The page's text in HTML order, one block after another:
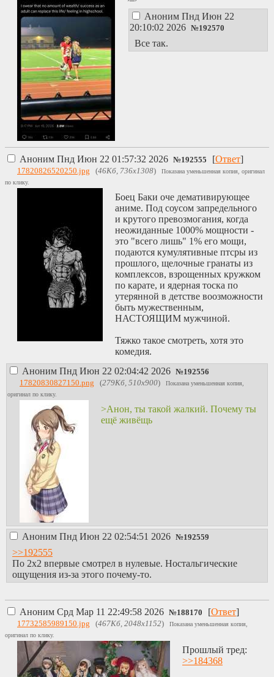
Аноним Пнд Июн 22
20:10:02 2026 №192570
Все так.
Аноним Пнд Июн 22 01:57:32 2026 №192555 [Ответ]
17820826520250.jpg (46Кб, 736x1308)
Показана уменьшенная копия, оригинал
по клику.
Боец Баки оче демативирующее
аниме. Под соусом запредельного
и крутого превозмогания, когда
неожиданные 1000% мощности -
это "всего лишь" 1% его мощи,
подаются кумулятивные птсры из
прошлого, щелочные гранаты из
комплексов, взрощенных кружком
по карате, и ядерная тоска по
утерянной в детстве воозможности
быть мужественным,
НАСТОЯЩИМ мужчиной.
Тяжко такое смотреть, хотя это
комедия.
Аноним Пнд Июн 22 02:04:42 2026 №192556
17820830827150.png (279Кб, 510x900)
Показана уменьшенная копия,
оригинал по клику.
>Анон, ты такой жалкий. Почему ты
ещё живёщь
Аноним Пнд Июн 22 02:54:51 2026 №192559
>>192555
По 2x2 впервые смотрел в нулевые. Ностальгические
ощущения из-за этого почему-то.
Аноним Срд Мар 11 22:49:58 2026 №188170 [Ответ]
17732585989150.jpg (467Кб, 2048x1152)
Показана уменьшенная копия,
оригинал по клику.
Прошлый тред:
>>184368